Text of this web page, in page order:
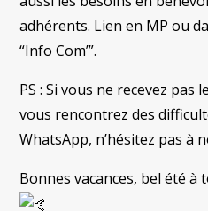
adhérents. Lien en MP ou
“Info Com’”.
PS : Si vous ne recevez pas
vous rencontrez des
WhatsApp, n’hésitez pas à
Bonnes vacances, bel été à